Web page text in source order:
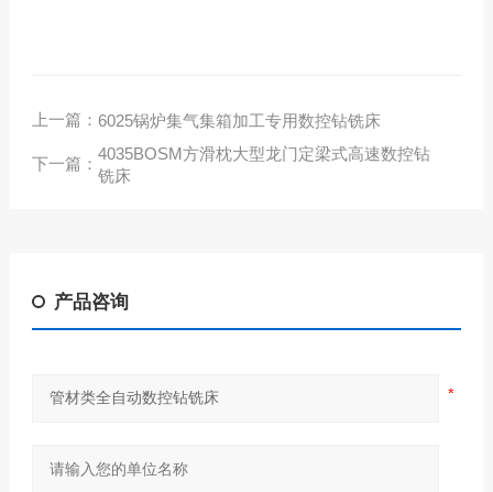
上一篇： 6025锅炉集气集箱加工专用数控钻铣床
下一篇：
4035BOSM方滑枕大型龙门定梁式高速数控钻
铣床
产品咨询